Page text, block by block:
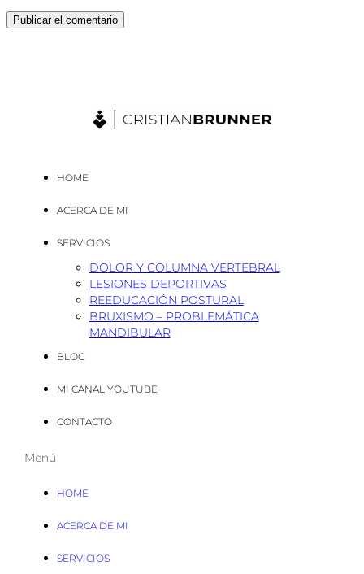
HOME
ACERCA DE MI
SERVICIOS
DOLOR Y COLUMNA VERTEBRAL
LESIONES DEPORTIVAS
REEDUCACIÓN POSTURAL
BRUXISMO – PROBLEMÁTICA
MANDIBULAR
BLOG
MI CANAL YOUTUBE
CONTACTO
Menú
HOME
ACERCA DE MI
SERVICIOS